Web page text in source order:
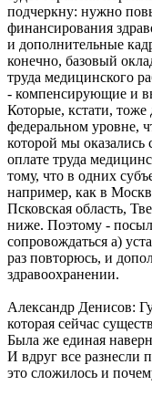
подчеркну: нужно
финансирования
и дополнительные
конечно, базовый
труда медицинского
- компенсирующие и
Которые, кстати,
федеральном уровне,
которой мы оказались
оплате труда
тому, что в одних
например, как в
Псковская область,
ниже. Поэтому -
сопровождаться а)
раз повторюсь, и
здравоохранении.
Александр Денисов:
которая сейчас
Была же единая
И вдруг все разнесли
это сложилось и